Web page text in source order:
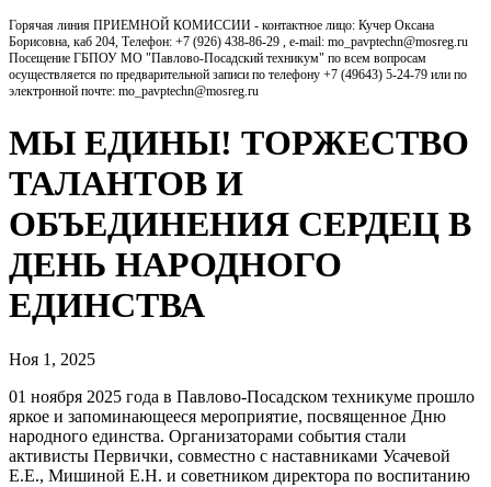
Горячая линия ПРИЕМНОЙ КОМИССИИ - контактное лицо: Кучер Оксана
Борисовна, каб 204, Телефон: +7 (926) 438-86-29 , e-mail: mo_pavptechn@mosreg.ru
Посещение ГБПОУ МО "Павлово-Посадский техникум" по всем вопросам
осуществляется по предварительной записи по телефону +7 (49643) 5-24-79 или по
электронной почте: mo_pavptechn@mosreg.ru
МЫ ЕДИНЫ! ТОРЖЕСТВО
ТАЛАНТОВ И
ОБЪЕДИНЕНИЯ СЕРДЕЦ В
ДЕНЬ НАРОДНОГО
ЕДИНСТВА
Ноя 1, 2025
01 ноября 2025 года в Павлово-Посадском техникуме прошло
яркое и запоминающееся мероприятие, посвященное Дню
народного единства. Организаторами события стали
активисты Первички, совместно с наставниками Усачевой
Е.Е., Мишиной Е.Н. и советником директора по воспитанию